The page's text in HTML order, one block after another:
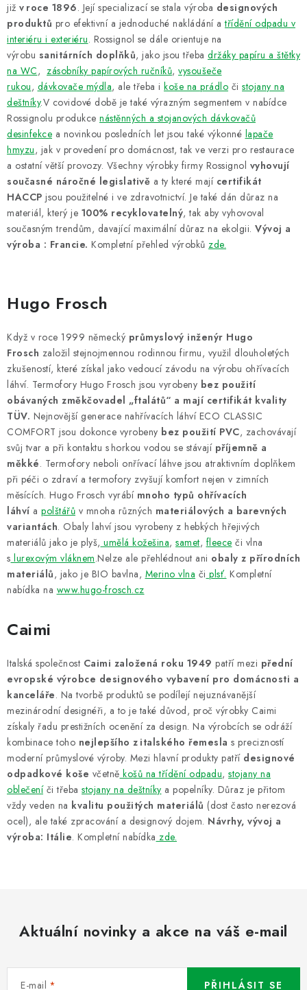
již v roce 1896. Její specializací se stala výroba designových
produktů pro efektivní a jednoduché nakládání atřídění odpadu v
interiéru i exteriéru. Rossignol se dále orientuje na
výrobu sanitárních doplňků, jako jsou třeba držáky papíru a štětky
na WC, zásobníky papírových ručníků, vysoušeče
rukou, dávkovače mýdla, ale třeba i koše na prádlo či stojany na
deštníky.V covidové době je také výrazným segmentem v nabídce
Rossignolu produkce nástěnných a stojanových dávkovačů
desinfekce a novinkou posledních let jsou také výkonné lapače
hmyzu, jak v provedení pro domácnost, tak ve verzi pro restaurace
a ostatní větší provozy. Všechny výrobky firmy Rossignol vyhovují
současné náročné legislativě a ty které mají certifikát
HACCP jsou použitelné i ve zdravotnictví. Je také dán důraz na
materiál, který je 100% recyklovatelný, tak aby vyhovoval
současným trendům, davající maximální důraz na ekolgii. Vývoj a
výroba : Francie. Kompletní přehled výrobků zde.
Hugo Frosch
Když v roce 1999 německý průmyslový inženýr Hugo
Frosch založil stejnojmennou rodinnou firmu, využil dlouholetých
zkušeností, které získal jako vedoucí závodu na výrobu ohřívacích
láhví. Termofory Hugo Frosch jsou vyrobeny bez použití
obávaných změkčovadel „ftalátů“ a mají certifikát kvality
TÜV. Nejnovější generace nahřívacích láhví ECO CLASSIC
COMFORT jsou dokonce vyrobeny bez použití PVC, zachovávají
svůj tvar a při kontaktu s horkou vodou se stávajípříjemně a
měkké. Termofory neboli onřívací láhve jsou atraktivním doplňkem
při péči o zdraví a termofory zvyšují komfort nejen v zimních
měsících. Hugo Frosch vyrábí mnoho typů ohřívacích
láhví a polštářů v mnoha různých materiálových a barevných
variantách. Obaly lahví jsou vyrobeny z hebkých hřejivých
materiálů jako je plyš, umělá kožešina, samet, fleece či vlna
s lurexovým vláknem.Nelze ale přehlédnout ani obaly z přírodních
materiálů, jako je BIO bavlna, Merino vlna či plsť. Kompletní
nabídka na www.hugo-frosch.cz
Caimi
Italská společnost Caimi založená roku 1949 patří mezi přední
evropské výrobce designového vybavení pro domácnosti a
kanceláře. Na tvorbě produktů se podílejí nejuznávanější
mezinárodní designéři, a to je také důvod, proč výrobky Caimi
získaly řadu prestižních ocenění za design. Na výrobcích se odráží
kombinace toho nejlepšího z italského řemesla s precizností
moderní průmyslové výroby. Mezi hlavní produkty patří designové
odpadkové koše včetně košů na třídění odpadu, stojany na
oblečeníči třeba stojany na deštníky a popelníky. Důraz je přitom
vždy veden na kvalitu použitých materiálů (dost často nerezová
ocel), ale také zpracování a designový dojem. Návrhy, vývoj a
výroba: Itálie. Kompletní nabídka zde.
Aktuální novinky a akce na váš e-mail
E-mail PŘIHLÁSIT SE